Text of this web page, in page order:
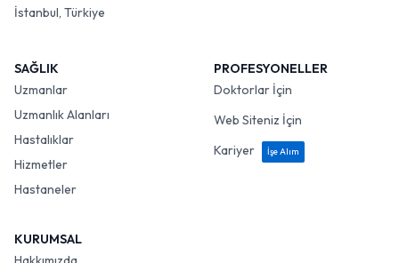
İstanbul, Türkiye
SAĞLIK
Uzmanlar
Uzmanlık Alanları
Hastalıklar
Hizmetler
Hastaneler
PROFESYONELLER
Doktorlar İçin
Web Siteniz İçin
Kariyer
İşe Alım
KURUMSAL